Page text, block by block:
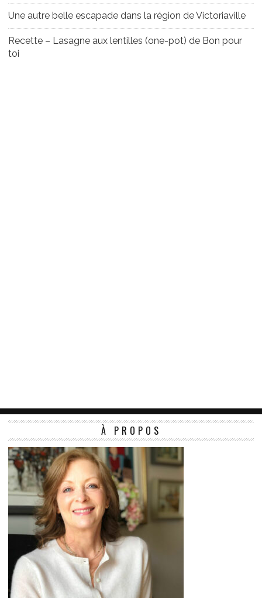
Une autre belle escapade dans la région de Victoriaville
Recette – Lasagne aux lentilles (one-pot) de Bon pour
toi
À PROPOS